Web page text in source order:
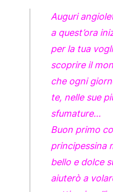
Auguri
a quest’ora
per la tua
scoprire il
che ogni
te, nelle sue
sfumature…
Buon primo
principessina
bello e dolce
aiuterò a